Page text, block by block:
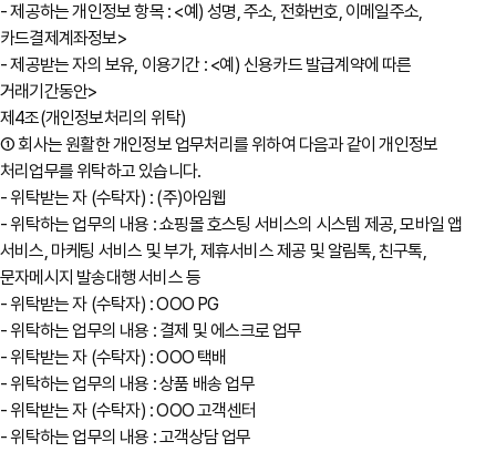
- 제공하는 개인정보 항목 : <예) 성명, 주소, 전화번호, 이메일주소,
카드결제계좌정보>
- 제공받는 자의 보유, 이용기간 : <예) 신용카드 발급계약에 따른
거래기간동안>
제4조(개인정보처리의 위탁)
① 회사는 원활한 개인정보 업무처리를 위하여 다음과 같이 개인정보
처리업무를 위탁하고 있습니다.
- 위탁받는 자 (수탁자) : (주)아임웹
- 위탁하는 업무의 내용 : 쇼핑몰 호스팅 서비스의 시스템 제공, 모바일 앱
서비스, 마케팅 서비스 및 부가, 제휴서비스 제공 및 알림톡, 친구톡,
문자메시지 발송대행 서비스 등
- 위탁받는 자 (수탁자) : OOO PG
- 위탁하는 업무의 내용 : 결제 및 에스크로 업무
- 위탁받는 자 (수탁자) : OOO 택배
- 위탁하는 업무의 내용 : 상품 배송 업무
- 위탁받는 자 (수탁자) : OOO 고객센터
- 위탁하는 업무의 내용 : 고객상담 업무